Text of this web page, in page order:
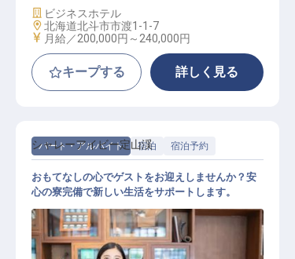
施設業態
ビジネスホテル
勤務地
北海道北斗市市渡1-1-7
給与
月給／200,000円～ 240,000円
キープする 詳しく見る
パート・アルバイト 宿泊 宿泊予約
シャレーアイビー定山渓
おもてなしの心でゲストをお迎えしませんか？安
心の寮完備で新しい生活をサポートします。